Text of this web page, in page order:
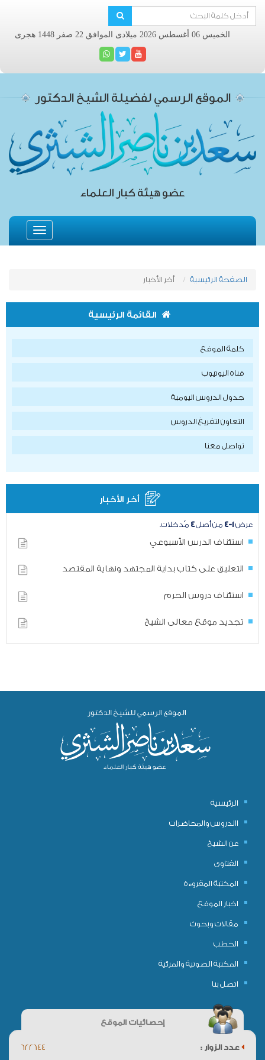
الخميس 06 أغسطس 2026 ميلادى الموافق 22 صفر 1448 هجرى
الموقع الرسمي لفضيلة الشيخ الدكتور
عضو هيئة كبار العلماء
Toggle
navigation
الصفحة الرئيسية أخر الأخبار
القائمة الرئيسية
كلمة الموقع
قناة اليوتيوب
جدول الدروس اليومية
التعاون لتفريغ الدروس
تواصل معنا
أخر الأخبار
عرض١-٤ من أصل٤ مُدخلات.
استئناف الدرس الأسبوعي
التعليق على كتاب بداية المجتهد ونهاية المقتصد
استئناف دروس الحرم
تجديد موقع معالى الشيخ
الرئيسية
االدروس والمحاضرات
عن الشيخ
الفتاوى
المكتبة المقروءة
اخبار الموقع
مقالات وبحوث
الخطب
المكتبة الصوتية والمرئية
اتصل بنا
إحصائيات الموقع
عدد الزوار : 622644